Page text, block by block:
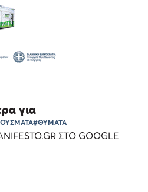
για
#ΘΥΜΑΤΑ
ΣΤΟ GOOGLE